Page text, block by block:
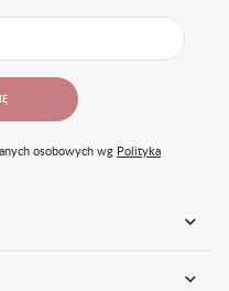
osobowych wg Polityka